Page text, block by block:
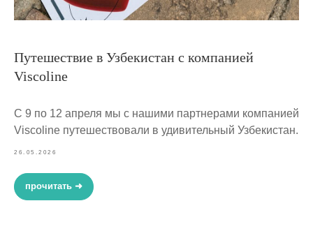
Путешествие в Узбекистан с компанией
Viscoline
С 9 по 12 апреля мы с нашими партнерами компанией
Viscoline путешествовали в удивительный Узбекистан.
26.05.2026
прочитать ➜